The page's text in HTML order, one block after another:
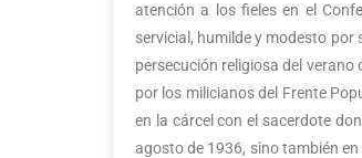
atención a los fieles en el
servicial, humilde y modesto
persecución religiosa del
por los milicianos del Frente
en la cárcel con el sacerdote
agosto de 1936, sino también